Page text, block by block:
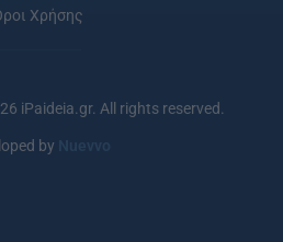
Χρήσης
iPaideia.gr. All rights reserved.
by